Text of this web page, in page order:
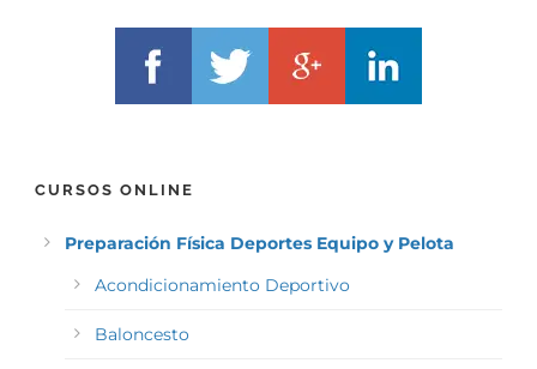
CURSOS ONLINE
Preparación Física Deportes Equipo y Pelota
Acondicionamiento Deportivo
Baloncesto